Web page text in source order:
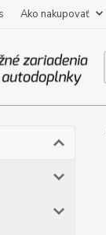
Ako nakupovať